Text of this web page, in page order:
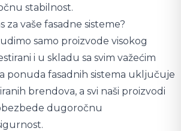
stabilnost.
za vaše fasadne sisteme?
samo proizvode visokog
i u skladu sa svim važećim
ponuda fasadnih sistema uključuje
brendova, a svi naši proizvodi
dugoročnu